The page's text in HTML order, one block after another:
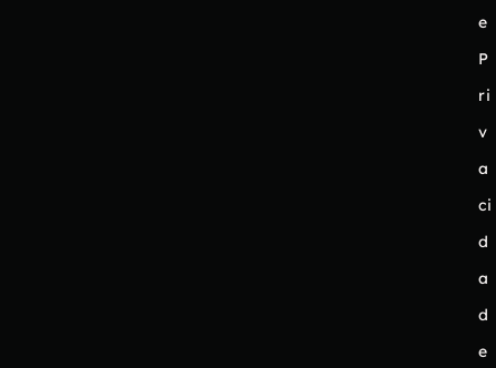
e
P
ri
v
a
ci
d
a
d
e